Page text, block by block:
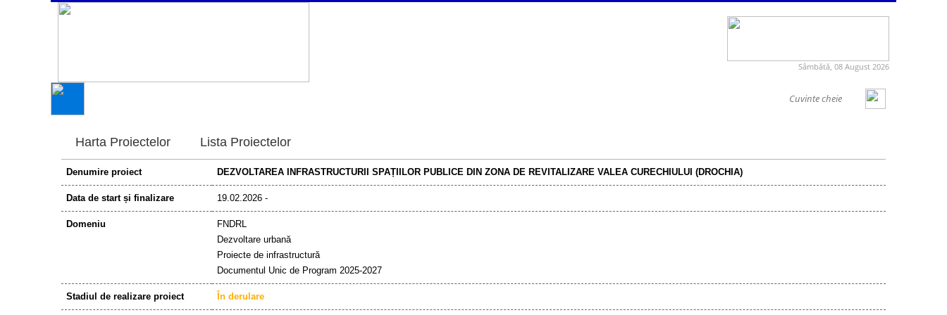
Sâmbătă, 08 August 2026
Harta Proiectelor Lista Proiectelor
Denumire proiect DEZVOLTAREA INFRASTRUCTURII SPAȚIILOR PUBLICE DIN ZONA DE REVITALIZARE VALEA CURECHIULUI (DROCHIA)
Data de start și finalizare 19.02.2026 -
Domeniu
FNDRL
Dezvoltare urbană
Proiecte de infrastructură
Documentul Unic de Program 2025-2027
Stadiul de realizare proiect În derulare